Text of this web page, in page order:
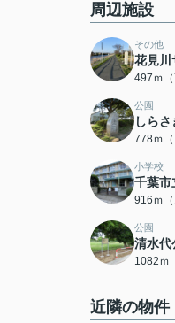
周辺施設
その他
花見川
497ｍ（
公園
しらさ
778ｍ（
小学校
千葉市
916ｍ（
公園
清水代
1082ｍ
近隣の物件